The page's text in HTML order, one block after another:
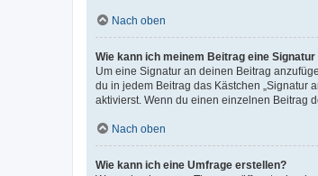
Nach oben
Wie kann ich meinem Beitrag eine Signatur
Um eine Signatur an deinen Beitrag
du in jedem Beitrag das Kästchen „Signatur
aktivierst. Wenn du einen einzelnen Beitrag
Nach oben
Wie kann ich eine Umfrage erstellen?